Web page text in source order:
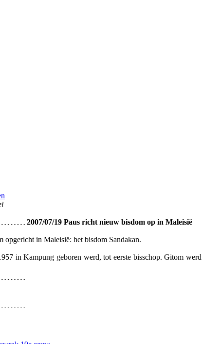
2007/07/19 Paus richt nieuw bisdom op in Maleisië
opgericht in Maleisië: het bisdom Sandakan.
in Kampung geboren werd, tot eerste bisschop. Gitom